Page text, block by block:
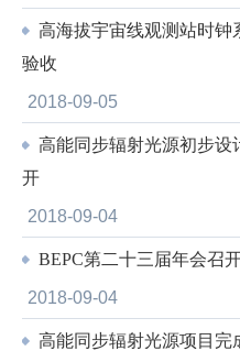
高海拔宇宙线观测站时钟
验收
2018-09-05
高能同步辐射光源初步设
开
2018-09-04
BEPC第二十三届年会召
2018-09-04
高能同步辐射光源项目完